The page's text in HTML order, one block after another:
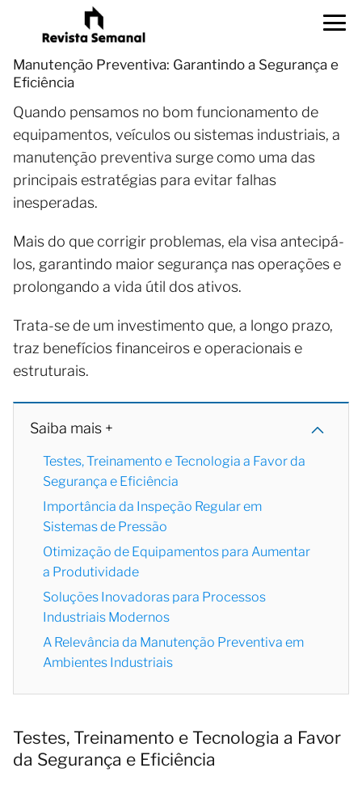
Manutenção Preventiva: Garantindo a Segurança e
Eficiência
Quando pensamos no bom funcionamento de
equipamentos, veículos ou sistemas industriais, a
manutenção preventiva surge como uma das
principais estratégias para evitar falhas
inesperadas.
Mais do que corrigir problemas, ela visa antecipá-
los, garantindo maior segurança nas operações e
prolongando a vida útil dos ativos.
Trata-se de um investimento que, a longo prazo,
traz benefícios financeiros e operacionais e
estruturais.
Saiba mais +
Testes, Treinamento e Tecnologia a Favor da
Segurança e Eficiência
Importância da Inspeção Regular em
Sistemas de Pressão
Otimização de Equipamentos para Aumentar
a Produtividade
Soluções Inovadoras para Processos
Industriais Modernos
A Relevância da Manutenção Preventiva em
Ambientes Industriais
Testes, Treinamento e Tecnologia a Favor
da Segurança e Eficiência